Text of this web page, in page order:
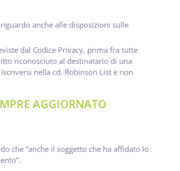
anche alle disposizioni sulle
dal Codice Privacy, prima fra tutte
riconosciuto al destinatario di una
nella cd. Robinson List e non
AGGIORNATO
che “anche il soggetto che ha affidato lo